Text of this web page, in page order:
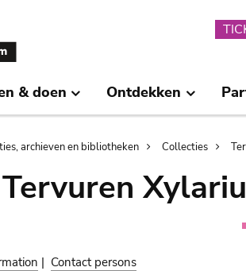
& doen Ontdekken
archieven en bibliotheken Collecties
Tervuren
| Contact persons